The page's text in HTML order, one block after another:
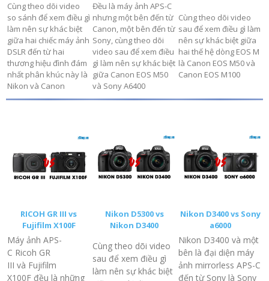
Cùng theo dõi video
so sánh để xem điều gì
làm nên sự khác biệt
giữa hai chiếc máy ảnh
DSLR đến từ hai
thương hiệu đình đám
nhất phân khúc này là
Nikon và Canon
Đều là máy ảnh APS-C
nhưng một bên đến từ
Canon, một bên đến từ
Sony, cùng theo dõi
video sau để xem điều
gì làm nên sự khác biệt
giữa Canon EOS M50
và Sony A6400
Cùng theo dõi video
sau để xem điều gì làm
nên sự khác biệt giữa
hai thế hệ dòng EOS M
là Canon EOS M50 và
Canon EOS M100
RICOH GR III vs
Fujifilm X100F
Nikon D5300 vs
Nikon D3400
Nikon D3400 vs Sony
a6000
Máy ảnh APS-
C Ricoh GR
III và Fujifilm
X100F đều là những
Cùng theo dõi video
sau để xem điều gì
làm nên sự khác biệt
Nikon D3400 và một
bên là đại diện máy
ảnh mirrorless APS-C
đến từ Sony là Sony